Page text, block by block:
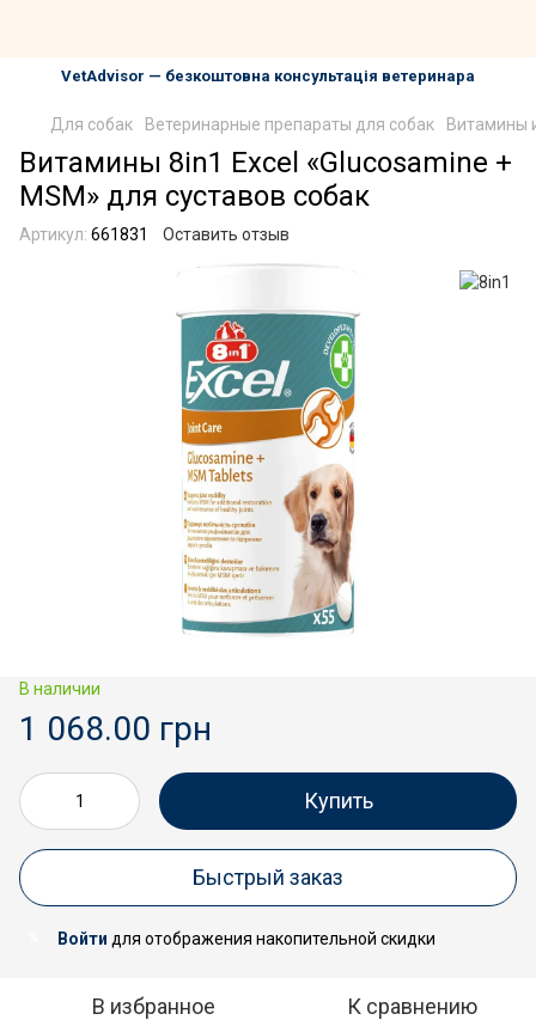
VetAdvisor — безкоштовна консультація ветеринара
Для собак Ветеринарные препараты для собак Витамины
Витамины 8in1 Excel «Glucosamine +
MSM» для суставов собак
Артикул: 661831 Оставить отзыв
В наличии
1 068.00 грн
Купить
Быстрый заказ
Войти для отображения накопительной скидки
В избранное К сравнению